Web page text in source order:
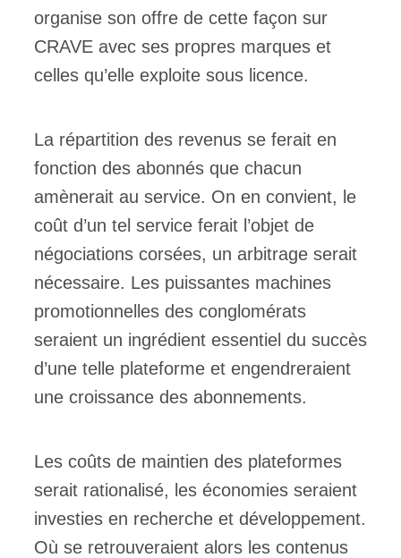
organise son offre de cette façon sur
CRAVE avec ses propres marques et
celles qu’elle exploite sous licence.
La répartition des revenus se ferait en
fonction des abonnés que chacun
amènerait au service. On en convient, le
coût d’un tel service ferait l’objet de
négociations corsées, un arbitrage serait
nécessaire. Les puissantes machines
promotionnelles des conglomérats
seraient un ingrédient essentiel du succès
d’une telle plateforme et engendreraient
une croissance des abonnements.
Les coûts de maintien des plateformes
serait rationalisé, les économies seraient
investies en recherche et développement.
Où se retrouveraient alors les contenus